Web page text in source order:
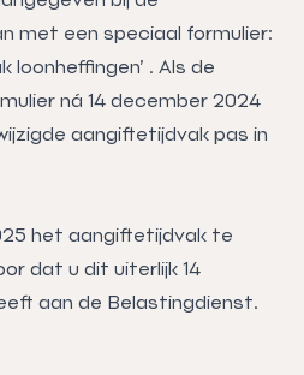
met een speciaal formulier:
loonheffingen’ . Als de
ná 14 december 2024
aangiftetijdvak pas in
het aangiftetijdvak te
dat u dit uiterlijk 14
aan de Belastingdienst.